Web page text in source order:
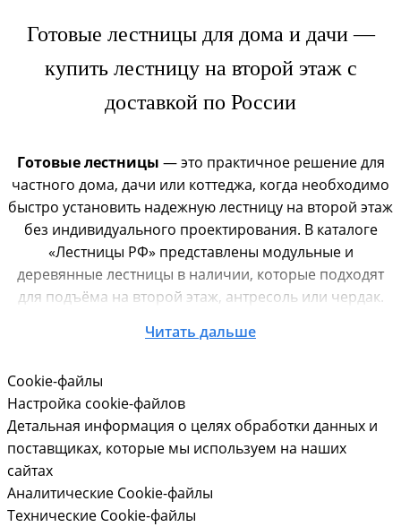
Готовые лестницы для дома и дачи —
купить лестницу на второй этаж с
доставкой по России
Готовые лестницы — это практичное решение для
частного дома, дачи или коттеджа, когда необходимо
быстро установить надежную лестницу на второй этаж
без индивидуального проектирования. В каталоге
«Лестницы РФ» представлены модульные и
деревянные лестницы в наличии, которые подходят
для подъёма на второй этаж, антресоль или чердак.
купить готовую лестницу
Московской области, средний срок доставки — около
7 дней. Доступна оплата при получении и рассрочка.
Модульные лестницы на второй этаж
Модульная лестница— популярный вариант для
домов с ограниченным пространством. Конструкция
Читать дальше
Cookie-файлы
Настройка cookie-файлов
Детальная информация о целях обработки данных и
поставщиках, которые мы используем на наших
сайтах
Аналитические Cookie-файлы
Технические Cookie-файлы